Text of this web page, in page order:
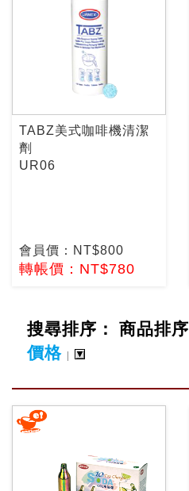
TABZ美式咖啡機清潔
劑
UR06
會員價：NT$800
轉帳價：NT$780
搜尋排序： 商品排序
價格 |